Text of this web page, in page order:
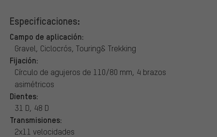
Especificaciones:
Campo de aplicación:
Gravel, Ciclocrós, Touring& Trekking
Fijación:
Círculo de agujeros de 110/80 mm, 4 brazos
asimétricos
Dientes:
31 D, 48 D
Transmisiones:
2x11 velocidades